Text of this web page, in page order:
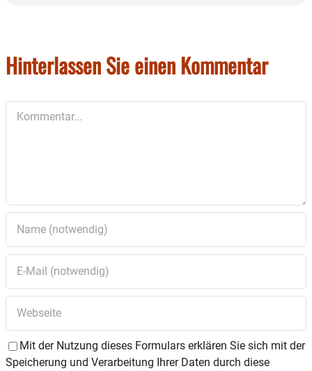
Hinterlassen Sie einen Kommentar
Mit der Nutzung dieses Formulars erklären Sie sich mit der
Speicherung und Verarbeitung Ihrer Daten durch diese